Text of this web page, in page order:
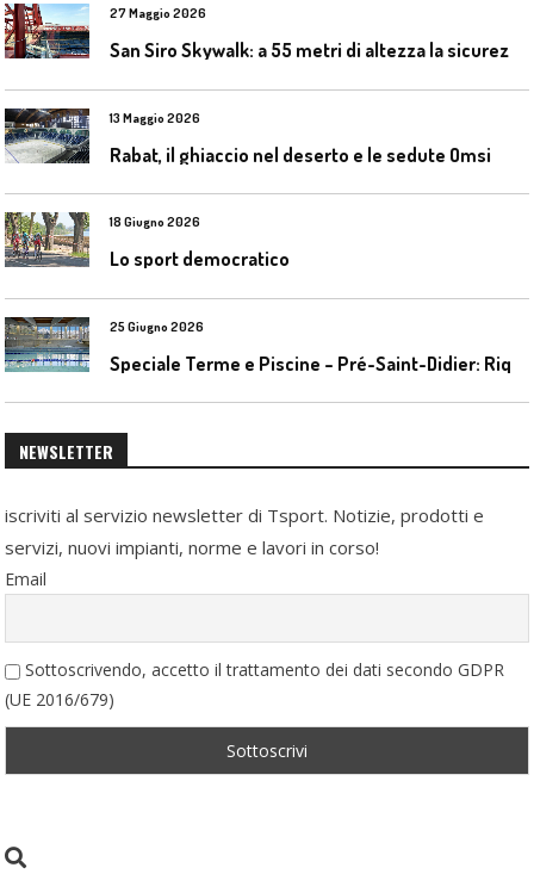
27 Maggio 2026
13 Maggio 2026
Rabat, il ghiaccio nel deserto e le sedute Omsi
18 Giugno 2026
Lo sport democratico
25 Giugno 2026
NEWSLETTER
iscriviti al servizio newsletter di Tsport. Notizie, prodotti e
servizi, nuovi impianti, norme e lavori in corso!
Email
Sottoscrivendo, accetto il trattamento dei dati secondo GDPR
(UE 2016/679)